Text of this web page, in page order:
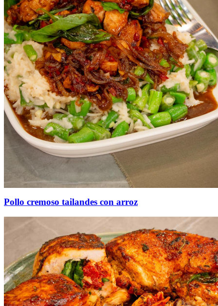
Pollo cremoso tailandes con arroz